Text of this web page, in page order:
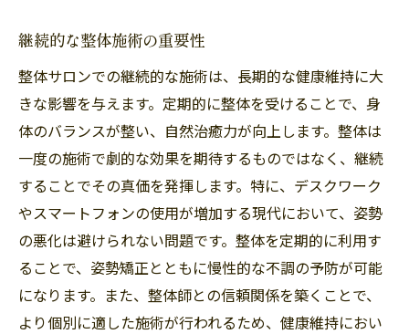
ケア
整体サロンの総合ケアプランの紹介
健康と美の相乗効果を追求する方法
整体で得られる美肌効果
整体の施術がもたらす内側からの美しさ
日常的なケアと整体の組み合わせ
美と健康を支える整体のトータルケア
継続的な整体施術の重要性
整体サロンでの継続的な施術は、長期的な健康維持に大
きな影響を与えます。定期的に整体を受けることで、身
体のバランスが整い、自然治癒力が向上します。整体は
一度の施術で劇的な効果を期待するものではなく、継続
することでその真価を発揮します。特に、デスクワーク
やスマートフォンの使用が増加する現代において、姿勢
の悪化は避けられない問題です。整体を定期的に利用す
ることで、姿勢矯正とともに慢性的な不調の予防が可能
になります。また、整体師との信頼関係を築くことで、
より個別に適した施術が行われるため、健康維持におい